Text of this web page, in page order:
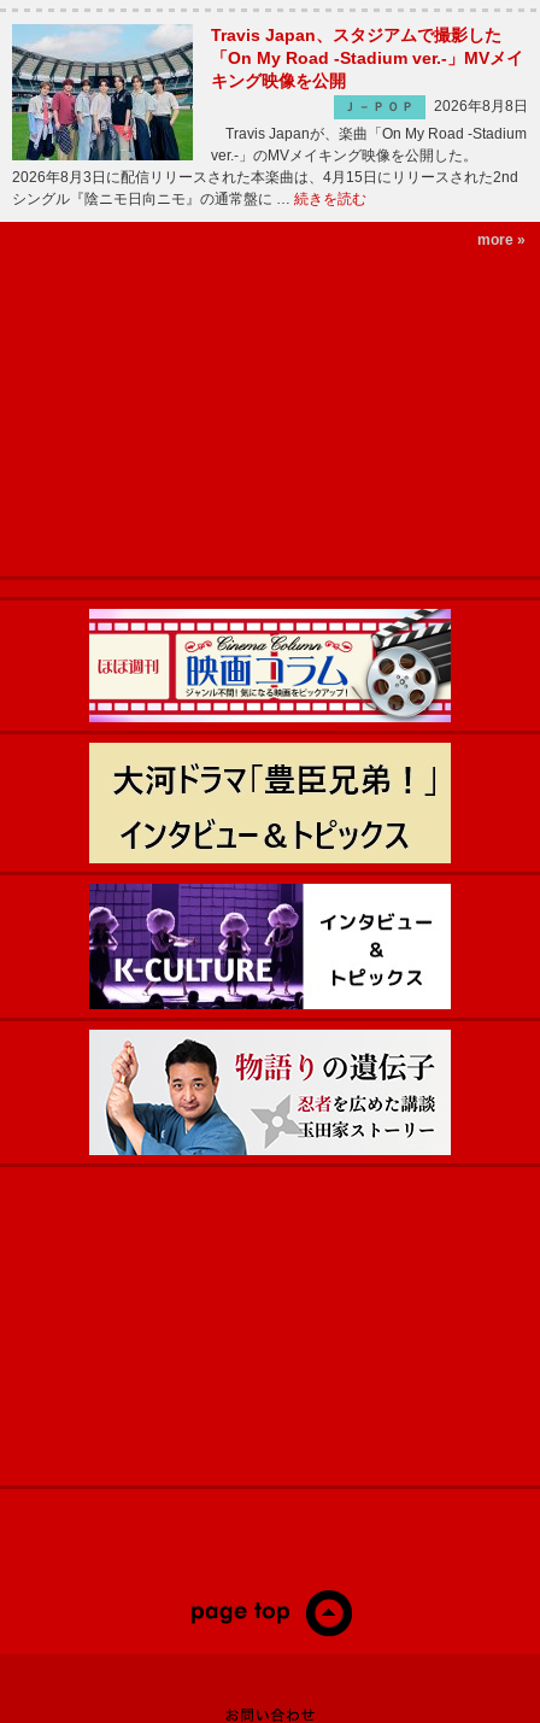
Travis Japan、スタジアムで撮影した
「On My Road -Stadium ver.-」MVメイ
キング映像を公開
Ｊ－ＰＯＰ
2026年8月8日
Travis Japanが、楽曲「On My Road -Stadium
ver.-」のMVメイキング映像を公開した。
2026年8月3日に配信リリースされた本楽曲は、4月15日にリリースされた2nd
シングル『陰ニモ日向ニモ』の通常盤に … 続きを読む
more »